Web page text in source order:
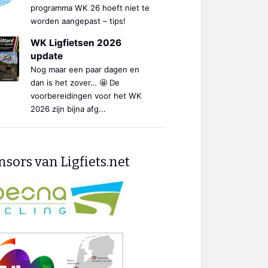
programma WK 26 hoeft niet te
worden aangepast – tips!
WK Ligfietsen 2026
update
Nog maar een paar dagen en
dan is het zover… 🤩 De
voorbereidingen voor het WK
2026 zijn bijna afg...
van Ligfiets.net